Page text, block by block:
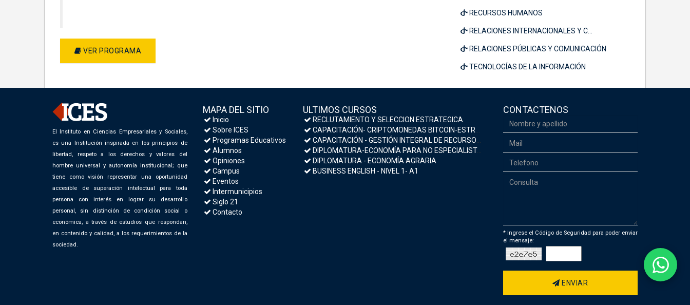
VER PROGRAMA
RECURSOS HUMANOS
RELACIONES INTERNACIONALES Y C...
RELACIONES PÚBLICAS Y COMUNICACIÓN
TECNOLOGÍAS DE LA INFORMACIÓN
El Instituto en Ciencias Empresariales y Sociales,
es una Institución inspirada en los principios de
libertad, respeto a los derechos y valores del
hombre universal y autonomía institucional; que
tiene como visión representar una oportunidad
accesible de superación intelectual para toda
persona con interés en lograr su desarrollo
personal, sin distinción de condición social o
económica, a través de estudios que respondan,
en contenido y calidad, a los requerimientos de la
sociedad.
MAPA DEL SITIO
Inicio
Sobre ICES
Programas Educativos
Alumnos
Opiniones
Campus
Eventos
Intermunicipios
Siglo 21
Contacto
ULTIMOS CURSOS
RECLUTAMIENTO Y SELECCION ESTRATEGICA
CAPACITACIÓN- CRIPTOMONEDAS BITCOIN-ESTRATEGIAS DE INVERSIÓN Y MEDIDAS DE SEGURIDAD
CAPACITACIÓN - GESTIÓN INTEGRAL DE RECURSOS HUMANOS
DIPLOMATURA-ECONOMÍA PARA NO ESPECIALISTAS- MACROECONOMÍA Y POLÍTICA ECONÓMICA
DIPLOMATURA - ECONOMÍA AGRARIA
BUSINESS ENGLISH - NIVEL 1- A1
CONTACTENOS
* Ingrese el Código de Seguridad para poder enviar
el mensaje:
ENVIAR